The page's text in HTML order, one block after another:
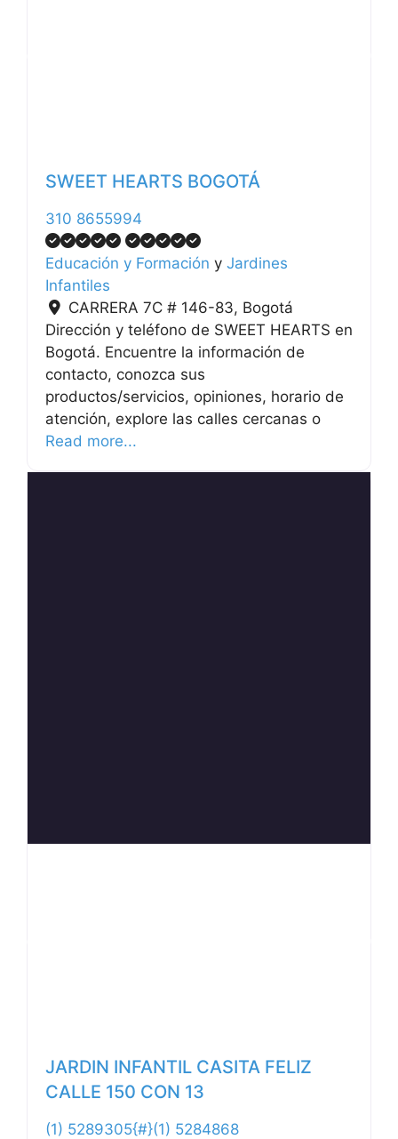
SWEET HEARTS BOGOTÁ
310 8655994
Educación y Formación y Jardines
Infantiles
CARRERA 7C # 146-83, Bogotá
Dirección y teléfono de SWEET HEARTS en
Bogotá. Encuentre la información de
contacto, conozca sus
productos/servicios, opiniones, horario de
atención, explore las calles cercanas o
Read more...
JARDIN INFANTIL CASITA FELIZ
CALLE 150 CON 13
(1) 5289305{#}(1) 5284868